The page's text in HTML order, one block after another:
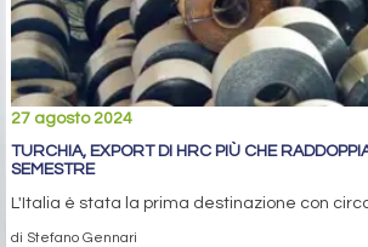
27 agosto 2024
TURCHIA, EXPORT DI HRC PIÙ CHE
SEMESTRE
L'Italia è stata la prima destinazione con
di Stefano Gennari